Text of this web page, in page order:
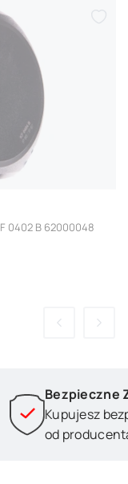
0402 B 62000048
Bezpieczne
Kupujesz
od